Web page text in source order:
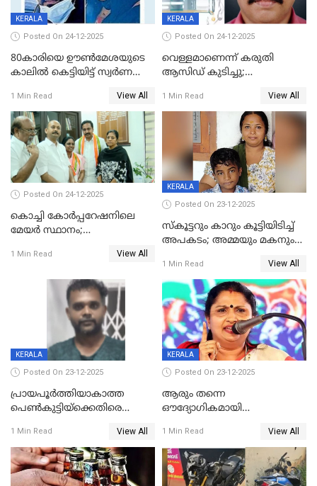
KERALA
Posted On 24-12-2025
80കാരിയെ ഊൺമേശയുടെ
കാലിൽ കെട്ടിയിട്ട് സ്വർണവും
കൊച്ചുമകനും സുഹൃത്തും
അറസ്റ്റിൽ
1 Min Read View All
KERALA
Posted On 24-12-2025
വെള്ളമാണെന്ന് കരുതി
ആസിഡ് കുടിച്ചു;
മരിച്ചു
1 Min Read View All
Posted On 24-12-2025
കൊച്ചി കോര്‍പ്പറേഷനിലെ
മേയര്‍ സ്ഥാനം;
രൂക്ഷം
1 Min Read View All
KERALA
Posted On 23-12-2025
സ്കൂട്ടറും കാറും കൂട്ടിയിടിച്ച്
അപകടം; അമ്മയും മകനും
ഗുരുതരാവസ്ഥയിൽ
1 Min Read View All
KERALA
Posted On 23-12-2025
പ്രായപൂർത്തിയാകാത്ത
പെൺകുട്ടിയ്ക്കെതിരെ
59 വർഷം തടവും 90,൦൦൦ രൂപ
പിഴയും ശിക്ഷ
1 Min Read View All
KERALA
Posted On 23-12-2025
ആരും തന്നെ
ഔദ്യോഗികമായി
കണ്ടെത്താൻ ഇന്ന് കോർ
കമ്മിറ്റി കൂടിയില്ല';
അതൃപ്തിയുമായി ദീപ്തി മേരി
വർഗീസ്
1 Min Read View All